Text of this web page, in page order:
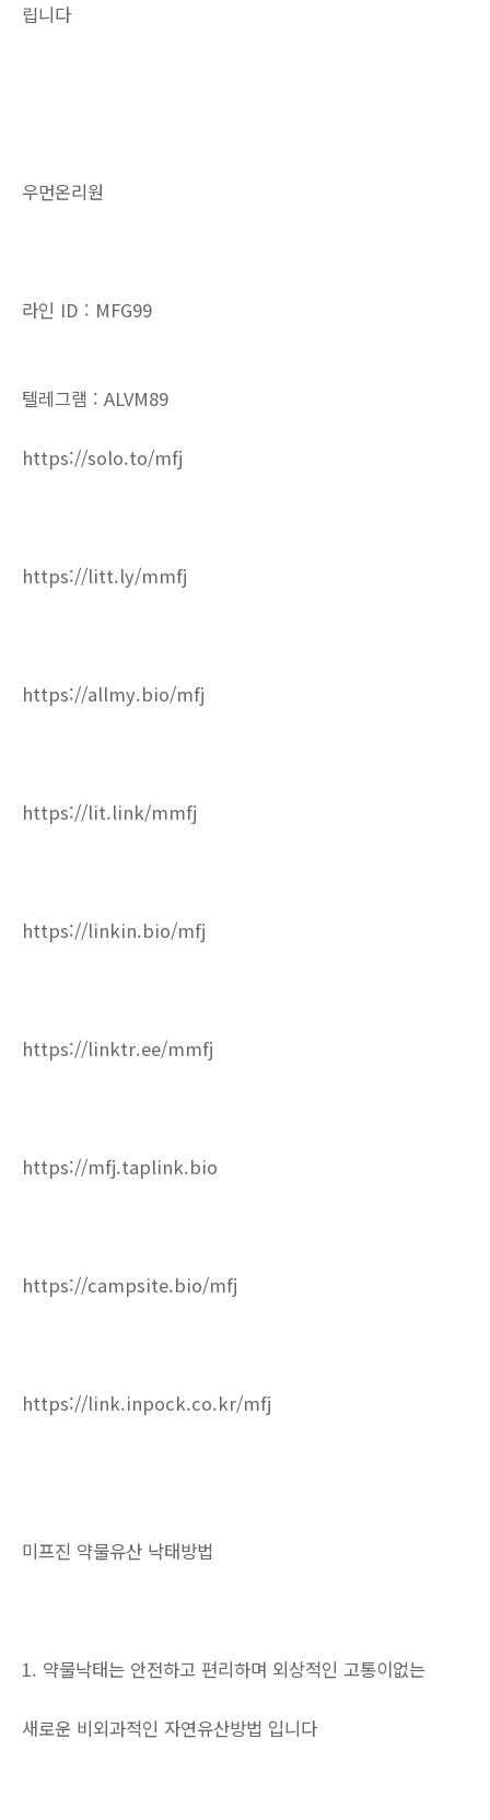
립니다
우먼온리원
라인 ID : MFG99
텔레그램 : ALVM89
https://solo.to/mfj
https://litt.ly/mmfj
https://allmy.bio/mfj
https://lit.link/mmfj
https://linkin.bio/mfj
https://linktr.ee/mmfj
https://mfj.taplink.bio
https://campsite.bio/mfj
https://link.inpock.co.kr/mfj
미프진 약물유산 낙태방법
1. 약물낙태는 안전하고 편리하며 외상적인 고통이없는
새로운 비외과적인 자연유산방법 입니다